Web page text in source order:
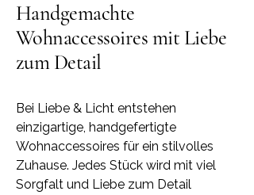
Handgemachte
Wohnaccessoires mit Liebe
zum Detail
Bei Liebe & Licht entstehen
einzigartige, handgefertigte
Wohnaccessoires für ein stilvolles
Zuhause. Jedes Stück wird mit viel
Sorgfalt und Liebe zum Detail